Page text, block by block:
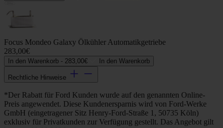
Focus Mondeo Galaxy Ölkühler Automatikgetriebe
283,00€
In den Warenkorb - 283,00€ In den Warenkorb
Rechtliche Hinweise
*Der Rabatt für Ford Kunden wurde auf den genannten Online-
Preis angewendet. Diese Kundenersparnis wird von Ford-Werke
GmbH (eingetragener Sitz Henry-Ford-Straße 1, 50735 Köln)
exklusiv für Privatkunden zur Verfügung gestellt. Das Angebot gilt